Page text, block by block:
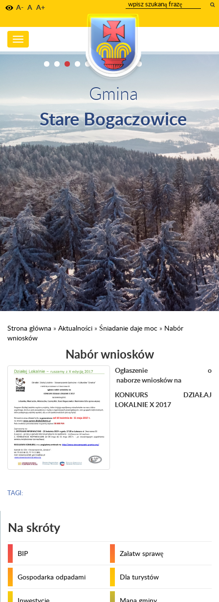
A- A A+
wpisz
szukany
tekst
Toggle
navigation
Gmina
Stare Bogaczowice
Strona główna » Aktualności » Śniadanie daje moc » Nabór
wniosków
Nabór wniosków
Ogłaszenie o
naborze wniosków na
KONKURS DZIAŁAJ
LOKALNIE X 2017
TAGI:
Na skróty
BIP Załatw sprawę
Gospodarka odpadami Dla turystów